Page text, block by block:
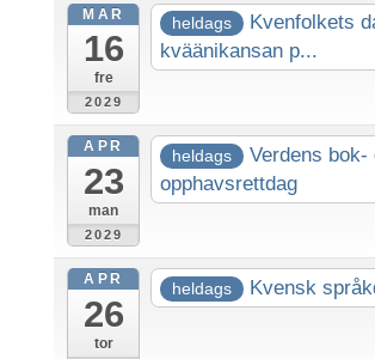
MAR
16
fre
2029
heldags
Kvenfolkets
kväänikansan p...
APR
23
man
2029
heldags
Verdens bok-
opphavsrettdag
APR
26
tor
heldags Kvensk